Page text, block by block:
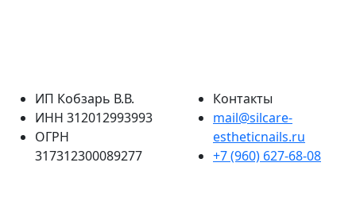
ИП Кобзарь В.В.
ИНН 312012993993
ОГРН
317312300089277
Контакты
mail@silcare-
estheticnails.ru
+7 (960) 627-68-08